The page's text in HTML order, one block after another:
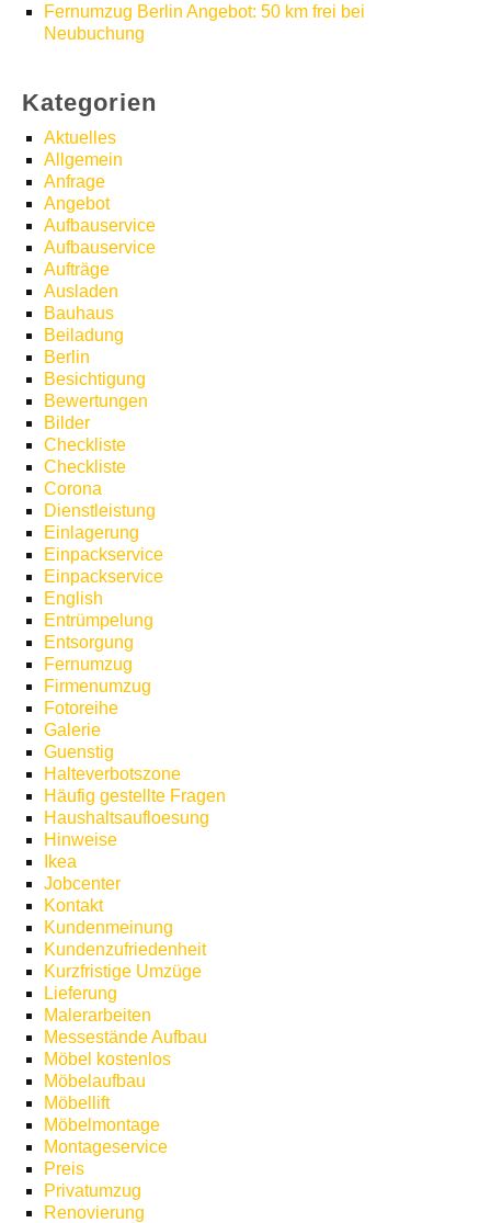
Fernumzug Berlin Angebot: 50 km frei bei
Neubuchung
Kategorien
Aktuelles
Allgemein
Anfrage
Angebot
Aufbauservice
Aufbauservice
Aufträge
Ausladen
Bauhaus
Beiladung
Berlin
Besichtigung
Bewertungen
Bilder
Checkliste
Checkliste
Corona
Dienstleistung
Einlagerung
Einpackservice
Einpackservice
English
Entrümpelung
Entsorgung
Fernumzug
Firmenumzug
Fotoreihe
Galerie
Guenstig
Halteverbotszone
Häufig gestellte Fragen
Haushaltsaufloesung
Hinweise
Ikea
Jobcenter
Kontakt
Kundenmeinung
Kundenzufriedenheit
Kurzfristige Umzüge
Lieferung
Malerarbeiten
Messestände Aufbau
Möbel kostenlos
Möbelaufbau
Möbellift
Möbelmontage
Montageservice
Preis
Privatumzug
Renovierung